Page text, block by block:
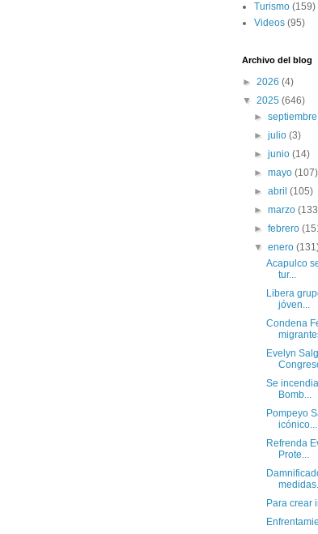
Turismo (159)
Videos (95)
Archivo del blog
► 2026 (4)
▼ 2025 (646)
►
►julio(3)
►junio(14)
►mayo(107)
►abril(105)
►marzo
►febrero
▼enero
Acapulco
tur...
Libera
jóven...
Condena
Evelyn
Se
Bomb...
Pompeyo
icónico...
Refrenda
Prote...
Para crear